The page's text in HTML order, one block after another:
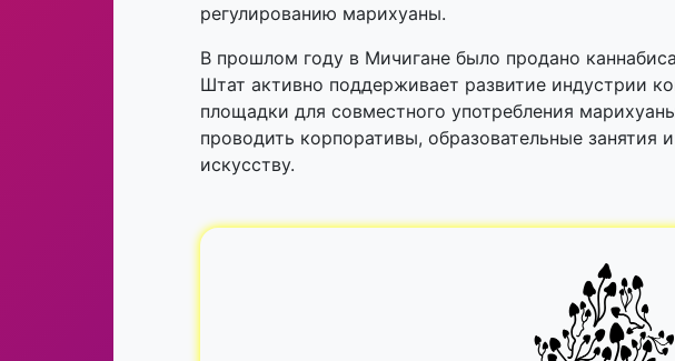
регулированию марихуаны.
В прошлом году в Мичигане было продано
Штат активно поддерживает развитие индустрии
площадки для совместного употребления
проводить корпоративы, образовательные занятия
искусству.